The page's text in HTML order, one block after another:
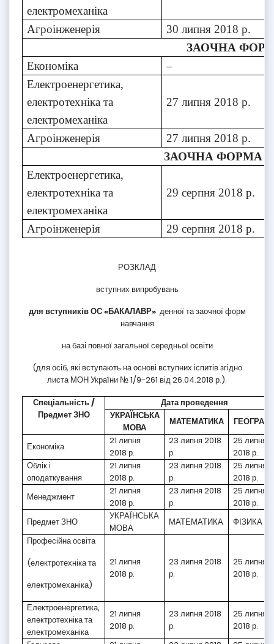
електромеханіка
Агроінженерія
30 липня 2018 р.
ЗАОЧНА
Економіка
–
Електроенергетика,
електротехніка та
електромеханіка
27 липня 2018 р.
Агроінженерія
27 липня 2018 р.
ЗАОЧНА ФОРМА
Електроенергетика,
електротехніка та
електромеханіка
29 серпня 2018 р.
Агроінженерія 29 серпня 2018 р.
РОЗКЛАД
вступних випробувань
для вступників ОС «БАКАЛАВР»денної та заочної форм
навчання
на базі повної загальної середньої освіти
(для осіб, які вступають на основі вступних іспитів згідно
листа МОН України № 1/9-261 від 26.04.2018 р.).
Спеціальність /
Предмет ЗНО
Дата проведення
УКРАЇНСЬКА
МОВА
МАТЕМАТИКА
Економіка
21 липня
2018 р.
23 липня 2018
р.
25 липня
2018 р.
Облік і
оподаткування
21 липня
2018 р.
23 липня 2018
р.
25 липня
2018 р.
Менеджмент
21 липня
2018 р.
23 липня 2018
р.
25 липня
2018 р.
Предмет ЗНО
УКРАЇНСЬКА
МОВА
МАТЕМАТИКА
ФІЗИКА
Професійна освіта
(електротехніка та
електромеханіка)
21 липня
2018 р.
23 липня 2018
р.
25 липня
2018 р.
Електроенергетика,
електротехніка та
електромеханіка
21 липня
2018 р.
23 липня 2018
р.
25 липня
2018 р.